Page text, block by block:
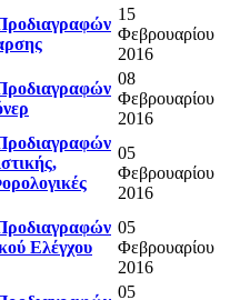
15
Φεβρουαρίου
2016
08
Φεβρουαρίου
2016
05
Φεβρουαρίου
2016
Ελέγχου
05
Φεβρουαρίου
2016
05